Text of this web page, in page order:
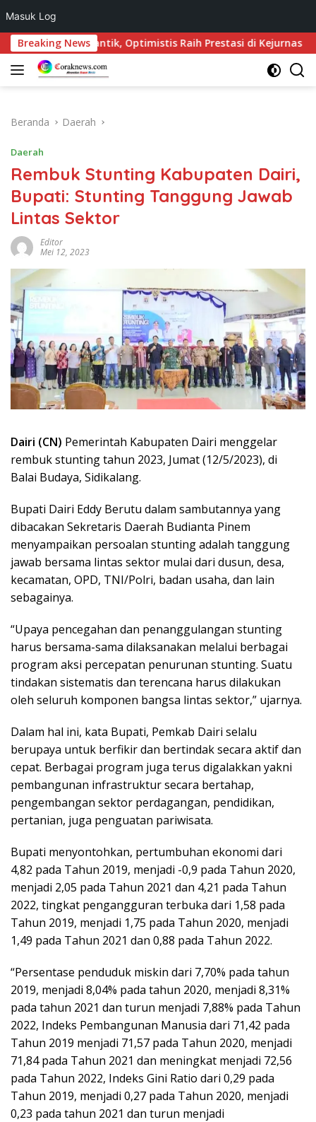
Masuk Log
Langsung
ke
konten
Breaking News
Dilantik, Optimistis Raih Prestasi di Kejurnas
Beranda Daerah
Daerah
Rembuk Stunting Kabupaten Dairi,
Bupati: Stunting Tanggung Jawab
Lintas Sektor
Editor
Mei 12, 2023
Dairi (CN) Pemerintah Kabupaten Dairi menggelar
rembuk stunting tahun 2023, Jumat (12/5/2023), di
Balai Budaya, Sidikalang.
Bupati Dairi Eddy Berutu dalam sambutannya yang
dibacakan Sekretaris Daerah Budianta Pinem
menyampaikan persoalan stunting adalah tanggung
jawab bersama lintas sektor mulai dari dusun, desa,
kecamatan, OPD, TNI/Polri, badan usaha, dan lain
sebagainya.
“Upaya pencegahan dan penanggulangan stunting
harus bersama-sama dilaksanakan melalui berbagai
program aksi percepatan penurunan stunting. Suatu
tindakan sistematis dan terencana harus dilakukan
oleh seluruh komponen bangsa lintas sektor,” ujarnya.
Dalam hal ini, kata Bupati, Pemkab Dairi selalu
berupaya untuk berfikir dan bertindak secara aktif dan
cepat. Berbagai program juga terus digalakkan yakni
pembangunan infrastruktur secara bertahap,
pengembangan sektor perdagangan, pendidikan,
pertanian, juga penguatan pariwisata.
Bupati menyontohkan, pertumbuhan ekonomi dari
4,82 pada Tahun 2019, menjadi -0,9 pada Tahun 2020,
menjadi 2,05 pada Tahun 2021 dan 4,21 pada Tahun
2022, tingkat pengangguran terbuka dari 1,58 pada
Tahun 2019, menjadi 1,75 pada Tahun 2020, menjadi
1,49 pada Tahun 2021 dan 0,88 pada Tahun 2022.
“Persentase penduduk miskin dari 7,70% pada tahun
2019, menjadi 8,04% pada tahun 2020, menjadi 8,31%
pada tahun 2021 dan turun menjadi 7,88% pada Tahun
2022, Indeks Pembangunan Manusia dari 71,42 pada
Tahun 2019 menjadi 71,57 pada Tahun 2020, menjadi
71,84 pada Tahun 2021 dan meningkat menjadi 72,56
pada Tahun 2022, Indeks Gini Ratio dari 0,29 pada
Tahun 2019, menjadi 0,27 pada Tahun 2020, menjadi
0,23 pada tahun 2021 dan turun menjadi